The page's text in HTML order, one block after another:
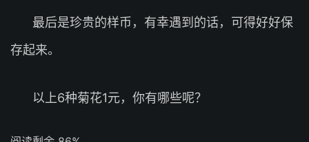
最后是珍贵的样币，有幸遇到的话，可得好好保
存起来。
以上6种菊花1元，你有哪些呢？